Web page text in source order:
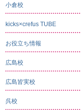
小倉校
kicks×crefus TUBE
お役立ち情報
広島校
広島皆実校
呉校